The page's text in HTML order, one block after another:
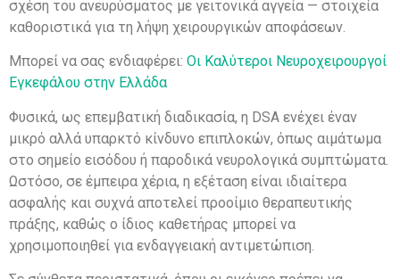
σχέση του ανευρύσματος με γειτονικά αγγεία — στοιχεία
καθοριστικά για τη λήψη χειρουργικών αποφάσεων.
Μπορεί να σας ενδιαφέρει: Οι Καλύτεροι Νευροχειρουργοί
Εγκεφάλου στην Ελλάδα
Φυσικά, ως επεμβατική διαδικασία, η DSA ενέχει έναν
μικρό αλλά υπαρκτό κίνδυνο επιπλοκών, όπως αιμάτωμα
στο σημείο εισόδου ή παροδικά νευρολογικά συμπτώματα.
Ωστόσο, σε έμπειρα χέρια, η εξέταση είναι ιδιαίτερα
ασφαλής και συχνά αποτελεί προοίμιο θεραπευτικής
πράξης, καθώς ο ίδιος καθετήρας μπορεί να
χρησιμοποιηθεί για ενδαγγειακή αντιμετώπιση.